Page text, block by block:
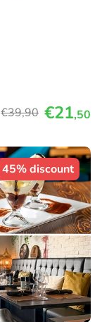
€39,90 €21,50
45% discount